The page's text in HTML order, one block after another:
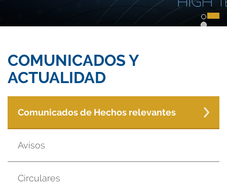
COMUNICADOS Y
ACTUALIDAD
Comunicados de Hechos relevantes
Avisos
Circulares